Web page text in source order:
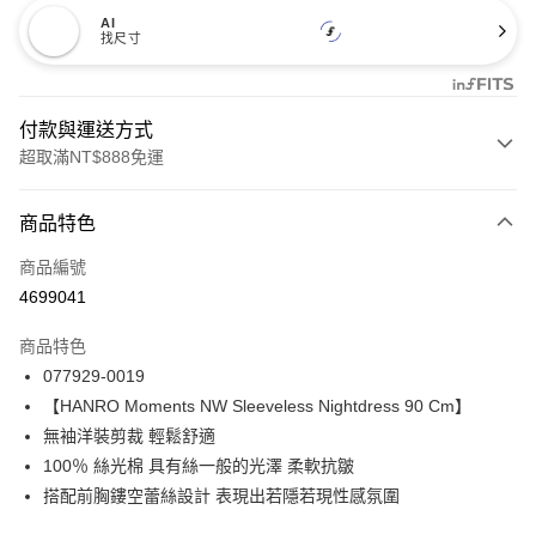
AI
找尺寸
付款與運送方式
超取滿NT$888免運
信用卡一次付款
信用卡分期付款
合作金庫商業銀行
華南商業銀行
上海商業儲蓄銀行
台北富邦商業銀行
國泰世華商業銀行
臺灣中小企業銀行
台中商業銀行
匯豐（台灣）商業銀行
華泰商業銀行
聯邦商業銀行
遠東國際商業銀行
Apple Pay
全盈+PAY
商品特色
商品編號
4699041
商品特色
077929-0019
【HANRO Moments NW Sleeveless Nightdress 90 Cm】
無袖洋裝剪裁 輕鬆舒適
100％ 絲光棉 具有絲一般的光澤 柔軟抗皺
搭配前胸鏤空蕾絲設計 表現出若隱若現性感氛圍